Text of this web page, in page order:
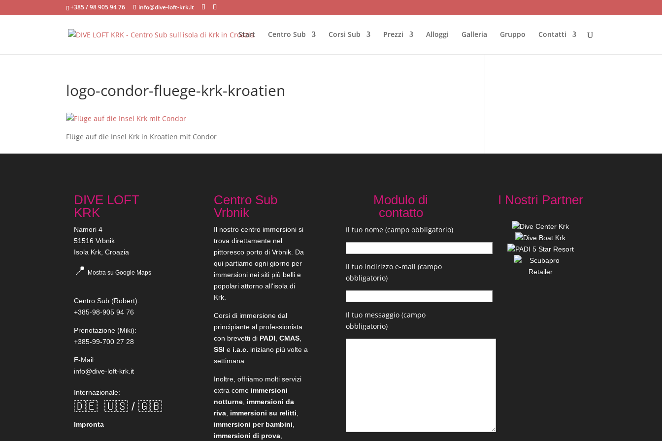
+385 / 98 905 94 76 info@dive-loft-krk.it
Start Centro Sub Corsi Sub Prezzi Alloggi Galleria Gruppo Contatti
logo-condor-fluege-krk-kroatien
Flüge auf die Insel Krk in Kroatien mit Condor
DIVE LOFT
KRK
Namori 4
51516 Vrbnik
Isola Krk, Croazia
📍 Mostra su Google Maps
Centro Sub (Robert):
+385-98-905 94 76
Prenotazione (Miki):
+385-99-700 27 28
E-Mail:
info@dive-loft-krk.it
Internazionale:
🇩🇪 🇺🇸 / 🇬🇧
Impronta
Centro Sub
Vrbnik
Il nostro centro immersioni si
trova direttamente nel
pittoresco porto di Vrbnik. Da
qui partiamo ogni giorno per
immersioni nei siti più belli e
popolari attorno all'isola di
Krk.
Corsi di immersione dal
principiante al professionista
con brevetti di PADI CMAS,
SSI e i.a.c. iniziano più volte a
settimana.
Inoltre, offriamo molti servizi
extra come immersioni
notturne, immersioni da
riva, immersioni su relitti
immersioni per bambini
immersioni di prova,
Modulo di
contatto
Il tuo nome (campo obbligatorio)
Il tuo indirizzo e-mail (campo
obbligatorio)
Il tuo messaggio (campo
obbligatorio)
I Nostri Partner